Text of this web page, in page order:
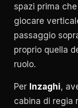
spazi prima
giocare
passaggio
proprio quella
ruolo.
Per Inzaghi,
cabina di regia